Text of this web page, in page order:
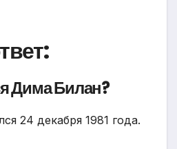
Дима Билан?
24 декабря 1981 года.